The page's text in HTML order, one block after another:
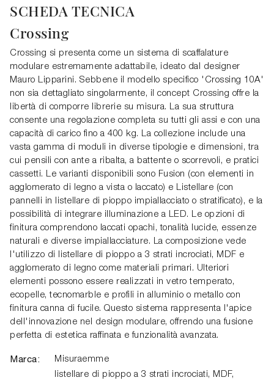
SCHEDA TECNICA
Crossing
Crossing si presenta come un sistema di scaffalature
modulare estremamente adattabile, ideato dal designer
Mauro Lipparini. Sebbene il modello specifico 'Crossing 10A'
non sia dettagliato singolarmente, il concept Crossing offre la
libertà di comporre librerie su misura. La sua struttura
consente una regolazione completa su tutti gli assi e con una
capacità di carico fino a 400 kg. La collezione include una
vasta gamma di moduli in diverse tipologie e dimensioni, tra
cui pensili con ante a ribalta, a battente o scorrevoli, e pratici
cassetti. Le varianti disponibili sono Fusion (con elementi in
agglomerato di legno a vista o laccato) e Listellare (con
pannelli in listellare di pioppo impiallacciato o stratificato), e la
possibilità di integrare illuminazione a LED. Le opzioni di
finitura comprendono laccati opachi, tonalità lucide, essenze
naturali e diverse impiallacciature. La composizione vede
l'utilizzo di listellare di pioppo a 3 strati incrociati, MDF e
agglomerato di legno come materiali primari. Ulteriori
elementi possono essere realizzati in vetro temperato,
ecopelle, tecnomarble e profili in alluminio o metallo con
finitura canna di fucile. Questo sistema rappresenta l'apice
dell'innovazione nel design modulare, offrendo una fusione
perfetta di estetica raffinata e funzionalità avanzata.
Marca: Misuraemme
listellare di pioppo a 3 strati incrociati, MDF,